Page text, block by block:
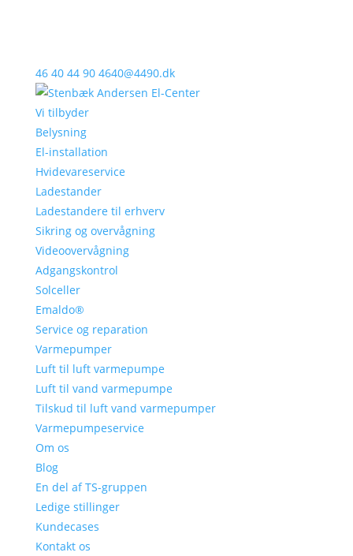
46 40 44 90 4640@4490.dk
Vi tilbyder
Belysning
El-installation
Hvidevareservice
Ladestander
Ladestandere til erhverv
Sikring og overvågning
Videoovervågning
Adgangskontrol
Solceller
Emaldo®
Service og reparation
Varmepumper
Luft til luft varmepumpe
Luft til vand varmepumpe
Tilskud til luft vand varmepumper
Varmepumpeservice
Om os
Blog
En del af TS-gruppen
Ledige stillinger
Kundecases
Kontakt os